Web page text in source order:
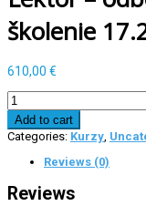
školenie
610,00 €
Lektor
-
odborné
akreditované
17.2.2025
quantity
Add to cart
Categories: Kurzy
Reviews (0)
Reviews